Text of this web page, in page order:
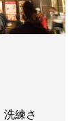
練さ